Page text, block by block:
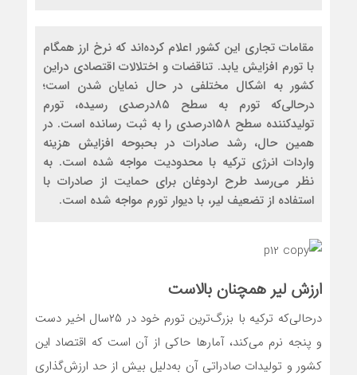
مقامات تجاری این کشور اعلام کرده‌اند که نرخ ارز همگام
با تورم افزایش یابد. تناقضات و اختلالات اقتصادی دراین
کشور به اشکال مختلفی در حال نمایان شدن است؛
درحالی‌که تورم به سطح ۸۵درصدی رسیده، تورم
تولیدکننده سطح ۱۵۸درصدی را به ثبت رسانده است. در
همین حال، رشد صادرات در بحبوحه افزایش هزینه
واردات انرژی ترکیه با محدودیت مواجه شده است. به
نظر می‌‌رسد طرح اردوغان برای حمایت از صادرات با
استفاده از تضعیف لیر، با دیوار تورم مواجه شده است.
ارزش لیر همچنان بالاست
درحالی‌که ترکیه با بزرگ‌ترین تورم خود در ۲۵سال اخیر دست
و پنجه نرم می‌‌کند، آمارها حاکی از آن است که اقتصاد این
کشور و تولیدات صادراتی آن به‌دلیل بیش از حد ارزش‌‌گذاری